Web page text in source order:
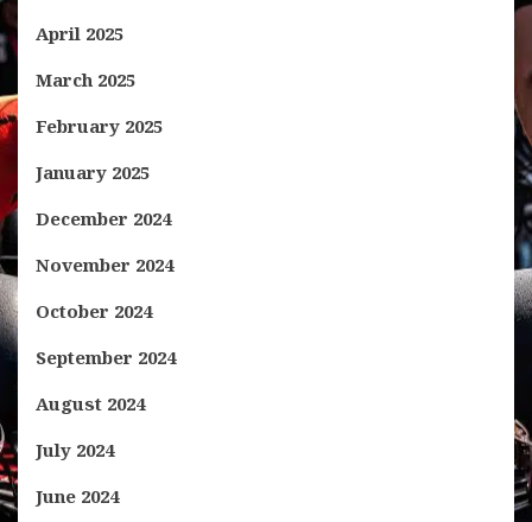
April 2025
March 2025
February 2025
January 2025
December 2024
November 2024
October 2024
September 2024
August 2024
July 2024
June 2024